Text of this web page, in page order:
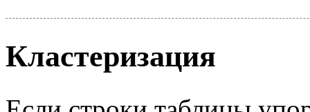
Кластеризация